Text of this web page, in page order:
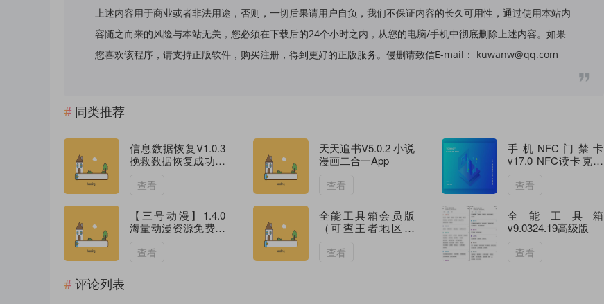
上述内容用于商业或者非法用途，否则，一切后果请用户自负，我们不保证内容的长久可用性，通过使用本站内
容随之而来的风险与本站无关，您必须在下载后的24个小时之内，从您的电脑/手机中彻底删除上述内容。如果
您喜欢该程序，请支持正版软件，购买注册，得到更好的正版服务。侵删请致信E-mail： kuwanw@qq.com
同类推荐
信息数据恢复V1.0.3
挽救数据恢复成功率
查看
天天追书V5.0.2 小说
漫画二合一App
查看
手机NFC门禁卡
v17.0 NFC读卡克隆
梯、公交等
查看
【三号动漫】1.4.0
海量动漫资源免费看
查看
全能工具箱会员版
（可查王者地区战
查看
全能工具箱
v9.0324.19高级版
查看
评论列表